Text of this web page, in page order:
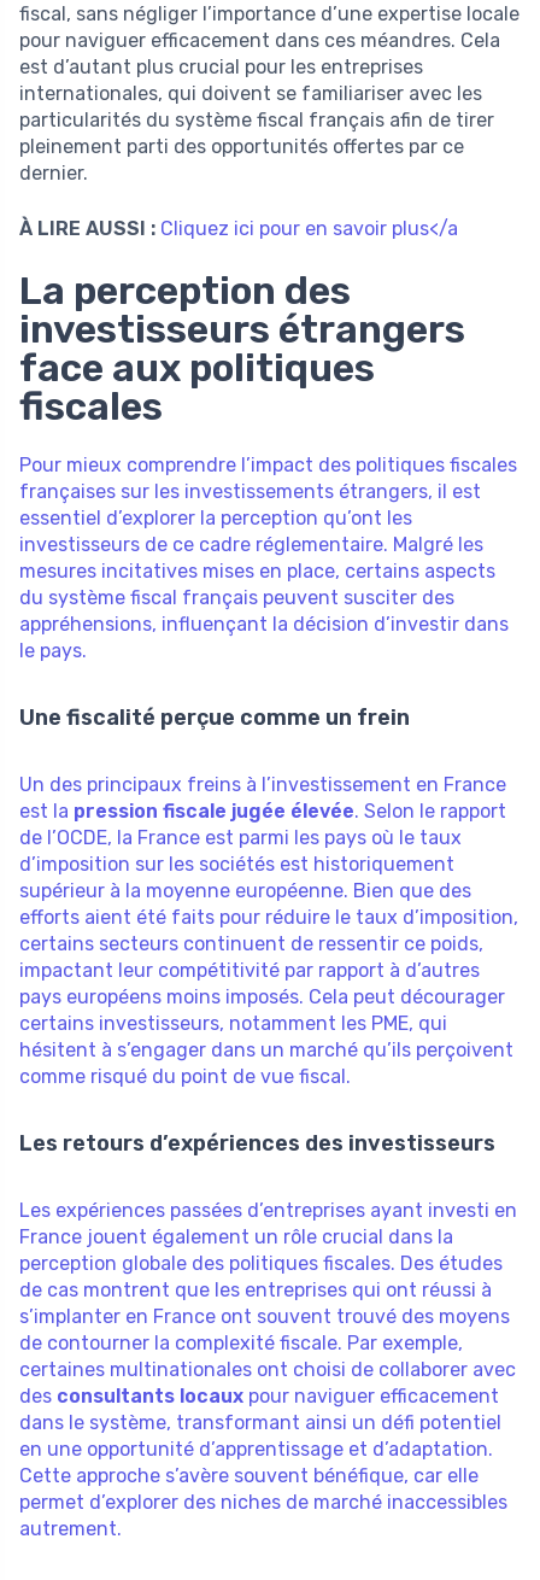
fiscal, sans négliger l’importance d’une expertise locale
pour naviguer efficacement dans ces méandres. Cela
est d’autant plus crucial pour les entreprises
internationales, qui doivent se familiariser avec les
particularités du système fiscal français afin de tirer
pleinement parti des opportunités offertes par ce
dernier.
À LIRE AUSSI : Cliquez ici pour en savoir plus</a
La perception des
investisseurs étrangers
face aux politiques
fiscales
Pour mieux comprendre l’impact des politiques fiscales
françaises sur les investissements étrangers, il est
essentiel d’explorer la perception qu’ont les
investisseurs de ce cadre réglementaire. Malgré les
mesures incitatives mises en place, certains aspects
du système fiscal français peuvent susciter des
appréhensions, influençant la décision d’investir dans
le pays.
Une fiscalité perçue comme un frein
Un des principaux freins à l’investissement en France
est la pression fiscale jugée élevée. Selon le rapport
de l’OCDE, la France est parmi les pays où le taux
d’imposition sur les sociétés est historiquement
supérieur à la moyenne européenne. Bien que des
efforts aient été faits pour réduire le taux d’imposition,
certains secteurs continuent de ressentir ce poids,
impactant leur compétitivité par rapport à d’autres
pays européens moins imposés. Cela peut décourager
certains investisseurs, notamment les PME, qui
hésitent à s’engager dans un marché qu’ils perçoivent
comme risqué du point de vue fiscal.
Les retours d’expériences des investisseurs
Les expériences passées d’entreprises ayant investi en
France jouent également un rôle crucial dans la
perception globale des politiques fiscales. Des études
de cas montrent que les entreprises qui ont réussi à
s’implanter en France ont souvent trouvé des moyens
de contourner la complexité fiscale. Par exemple,
certaines multinationales ont choisi de collaborer avec
des consultants locaux pour naviguer efficacement
dans le système, transformant ainsi un défi potentiel
en une opportunité d’apprentissage et d’adaptation.
Cette approche s’avère souvent bénéfique, car elle
permet d’explorer des niches de marché inaccessibles
autrement.